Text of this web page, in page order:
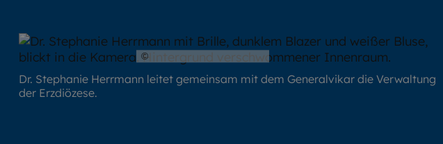
© Hendrik Steffens / EOM
Dr. Stephanie Herrmann leitet gemeinsam mit dem Generalvikar die Verwaltung
der Erzdiözese.